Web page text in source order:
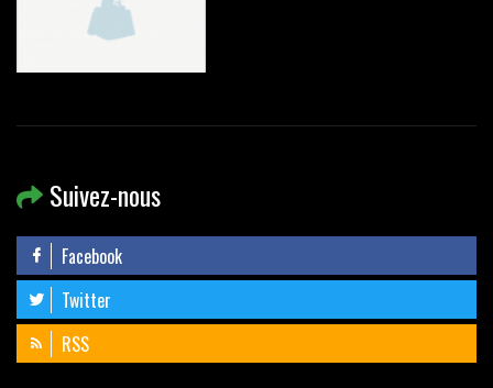
Suivez-nous
Facebook
Twitter
RSS